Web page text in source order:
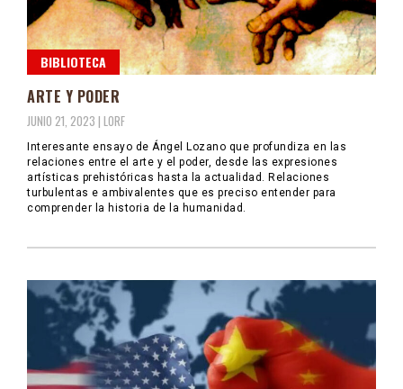
BIBLIOTECA
ARTE Y PODER
JUNIO 21, 2023 | LORF
Interesante ensayo de Ángel Lozano que profundiza en las
relaciones entre el arte y el poder, desde las expresiones
artísticas prehistóricas hasta la actualidad. Relaciones
turbulentas e ambivalentes que es preciso entender para
comprender la historia de la humanidad.